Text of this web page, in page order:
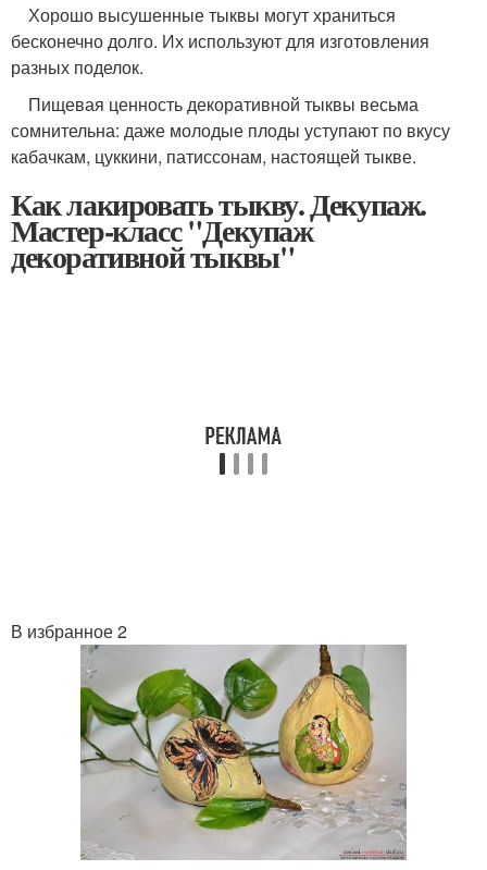
Хорошо высушенные тыквы могут храниться
бесконечно долго. Их используют для изготовления
разных поделок.
Пищевая ценность декоративной тыквы весьма
сомнительна: даже молодые плоды уступают по вкусу
кабачкам, цуккини, патиссонам, настоящей тыкве.
Как лакировать тыкву. Декупаж.
Мастер-класс "Декупаж
декоративной тыквы"
В избранное 2